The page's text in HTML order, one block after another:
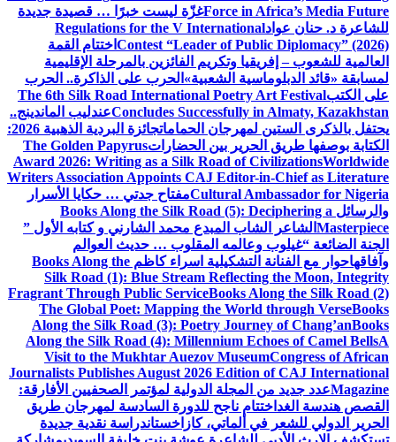
Force in Africa’s Media Futureغزّة ليست خبرًا … قصيدة جديدة
للشاعرة د. حنان عوادRegulations for the V International
Contest “Leader of Public Diplomacy” (2026) اختتام القمة
العالمية للشعوب – إفريقيا وتكريم الفائزين بالمرحلة الإقليمية
لمسابقة «قائد الدبلوماسية الشعبية» الحرب على الذاكرة.. الحرب
على الكتبThe 6th Silk Road International Poetry Art Festival
Concludes Successfully in Almaty, Kazakhstanعندليب الماندينج..
يحتفل بالذكرى الستين لمهرجان الحمامات
جائزة البردية الذهبية 2026:
الكتابة بوصفها طريق الحرير بين الحضاراتThe Golden Papyrus
Award 2026: Writing as a Silk Road of CivilizationsWorldwide
Writers Association Appoints CAJ Editor-in-Chief as Literature
Cultural Ambassador for Nigeriaمفتاح جدتي … حكايا الأسرار
والرسائل Books Along the Silk Road (5): Deciphering a
Masterpiece الشاعر الشاب المبدع محمد الشارني و كتابه الأول ”
الجنة الضائعة “غيلوب وعالمه المقلوب … حديث العوالم
وآفاقهاحوار مع الفنانة التشكيلية اسراء كاظم Books Along the
Silk Road (1): Blue Stream Reflecting the Moon, Integrity
Fragrant Through Public ServiceBooks Along the Silk Road (2)
The Global Poet: Mapping the World through VerseBooks
Along the Silk Road (3): Poetry Journey of Chang’anBooks
Along the Silk Road (4): Millennium Echoes of Camel BellsA
Visit to the Mukhtar Auezov MuseumCongress of African
Journalists Publishes August 2026 Edition of CAJ International
Magazineعدد جديد من المجلة الدولية لمؤتمر الصحفيين الأفارقة:
القصص هندسة الغد اختتام ناجح للدورة السادسة لمهرجان طريق
الحرير الدولي للشعر في ألماتي، كازاخستاندراسة نقدية جديدة